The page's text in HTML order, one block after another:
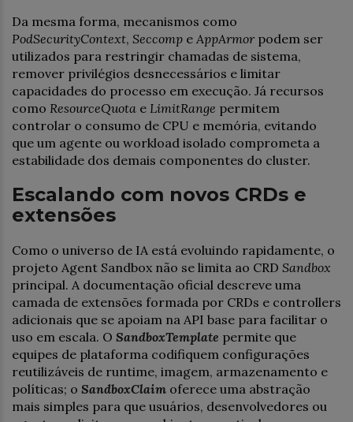
Da mesma forma, mecanismos como
PodSecurityContext, Seccomp e AppArmor podem ser
utilizados para restringir chamadas de sistema,
remover privilégios desnecessários e limitar
capacidades do processo em execução. Já recursos
como ResourceQuota e LimitRange permitem
controlar o consumo de CPU e memória, evitando
que um agente ou workload isolado comprometa a
estabilidade dos demais componentes do cluster.
Escalando com novos CRDs e
extensões
Como o universo de IA está evoluindo rapidamente, o
projeto Agent Sandbox não se limita ao CRD Sandbox
principal. A documentação oficial descreve uma
camada de extensões formada por CRDs e controllers
adicionais que se apoiam na API base para facilitar o
uso em escala. O SandboxTemplate permite que
equipes de plataforma codifiquem configurações
reutilizáveis de runtime, imagem, armazenamento e
políticas; o SandboxClaim oferece uma abstração
mais simples para que usuários, desenvolvedores ou